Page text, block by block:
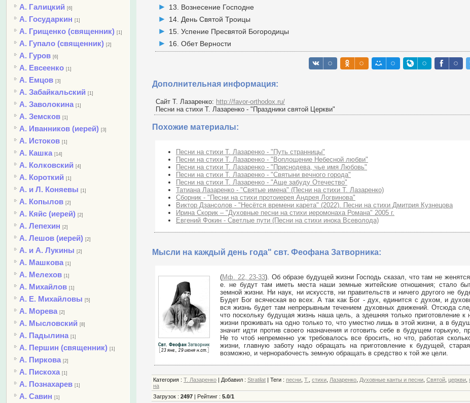
А. Галицкий [6]
А. Государкин [1]
А. Грищенко (священник) [1]
А. Гупало (священник) [2]
А. Гуров [6]
А. Евсеенко [1]
А. Емцов [3]
А. Забайкальский [1]
А. Заволокина [1]
А. Земсков [1]
А. Иванников (иерей) [3]
А. Истоков [1]
А. Кашка [14]
А. Колковский [4]
А. Короткий [1]
А. и Л. Коняевы [1]
А. Копылов [2]
А. Кяйс (иерей) [2]
А. Лепехин [2]
А. Лешов (иерей) [2]
А. и А. Лукины [2]
А. Машкова [1]
А. Мелехов [1]
А. Михайлов [1]
А. Е. Михайловы [5]
А. Морева [2]
А. Мысловский [8]
А. Падылина [1]
А. Першин (священник) [1]
А. Пиркова [2]
А. Пискоха [1]
А. Познахарев [1]
А. Савин [1]
13. Вознесение Господне
14. День Святой Троицы
15. Успение Пресвятой Богородицы
16. Обет Верности
Дополнительная информация:
Сайт Т. Лазаренко: http://favor-orthodox.ru/
Песни на стихи Т. Лазаренко - "Праздники святой Церкви"
Похожие материалы:
Песни на стихи Т. Лазаренко - "Путь странницы"
Песни на стихи Т. Лазаренко - "Воплощение Небесной любви"
Песни на стихи Т. Лазаренко - "Приснодева, чье имя Любовь"
Песни на стихи Т. Лазаренко - "Святыни вечного города"
Песни на стихи Т. Лазаренко - "Аще забуду Отечество"
Татиана Лазаренко - "Святые имена" (Песни на стихи Т. Лазаренко)
Сборник - "Песни на стихи протоиерея Андрея Логвинова"
Виктор Дзансолов - "Несётся времени карета" (2022). Песни на стихи Дмитрия Кузнецова
Ирина Скорик – "Духовные песни на стихи иеромонаха Романа" 2005 г.
Евгений Фокин - Светлые пути (Песни на стихи инока Всеволода)
Мысли на каждый день года" свт. Феофана Затворника:
(Мф. 22, 23-33). Об образе будущей жизни Господь сказал, что там не
е. не будут там иметь места наши земные житейские отношения; стало
земной жизни. Ни наук, ни искусств, ни правительств и ничего другого не
Будет Бог всяческая во всех. А так как Бог - дух, единится с духом, и
вся жизнь будет там непрерывным течением духовных движений. Отсюда
что поскольку будущая жизнь наша цель, а здешняя только приготовление к
жизни проживать на одно только то, что уместно лишь в этой жизни, а в
значит идти против своего назначения и готовить себе в будущем горькую,
Не то чтоб непременно уж требовалось все бросить, но что, работая
жизни, главную заботу надо обращать на приготовление к будущей,
возможно, и чернорабочесть земную обращать в средство к той же цели.
Категория : Т. Лазаренко| Добавил : Stratilat| Теги : песни, Т. стихи, Лазаренко, Духовные канты и песни, Святой, церкви,
на
Загрузок : 2497| Рейтинг : 5.0/1